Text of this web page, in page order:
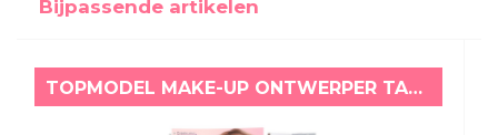
Bijpassende artikelen
TOPMODEL MAKE-UP ONTWERPER TALITA